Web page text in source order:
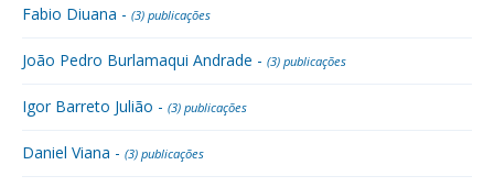
Fabio Diuana - (3) publicações
João Pedro Burlamaqui Andrade - (3) publicações
Igor Barreto Julião - (3) publicações
Daniel Viana - (3) publicações